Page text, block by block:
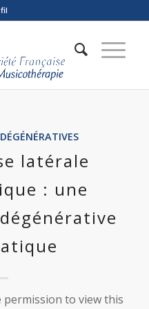
latérale
: une
to view this